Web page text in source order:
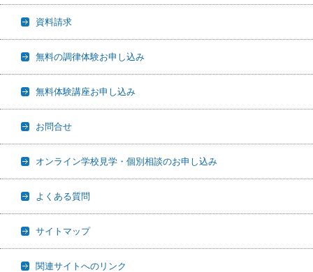
資料請求
無料の調律体験お申し込み
無料体験講座お申し込み
お問合せ
オンライン学校見学・個別相談のお申し込み
よくある質問
サイトマップ
関連サイトへのリンク